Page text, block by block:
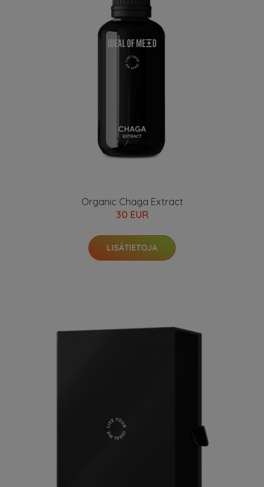
Organic Chaga Extract
30 EUR
LISÄTIETOJA